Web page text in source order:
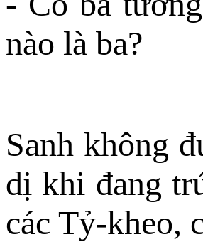
nào là ba?
Sanh không
dị khi đang
các Tỷ-kheo,